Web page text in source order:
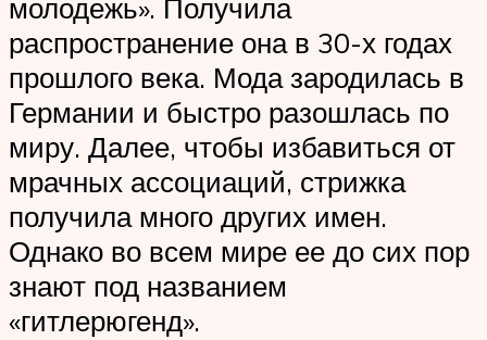
молодежь». Получила
распространение она в 30-х годах
прошлого века. Мода зародилась в
Германии и быстро разошлась по
миру. Далее, чтобы избавиться от
мрачных ассоциаций, стрижка
получила много других имен.
Однако во всем мире ее до сих пор
знают под названием
«гитлерюгенд».